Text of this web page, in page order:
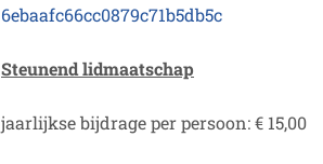
6ebaafc66cc0879c71b5db5c
Steunend lidmaatschap
jaarlijkse bijdrage per persoon: € 15,00